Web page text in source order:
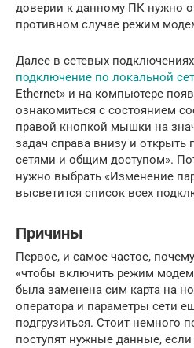
доверии к данному ПК нужно
противном случае режим
Далее в сетевых
подключение по локальной
Ethernet» и на компьютере
ознакомиться с состоянием
правой кнопкой мышки на
задач справа внизу и открыть
сетями и общим доступом».
нужно выбрать «Изменение
высветится список всех
Причины
Первое, и самое частое,
«чтобы включить режим
была заменена сим карта на
оператора и параметры сети
подгрузиться. Стоит немного
поступят нужные данные,